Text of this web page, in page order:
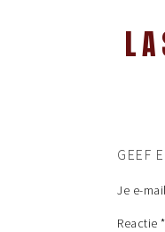
GEEF
Je e-
Reactie *